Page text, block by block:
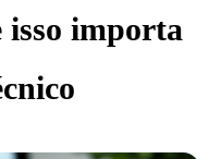
isso importa